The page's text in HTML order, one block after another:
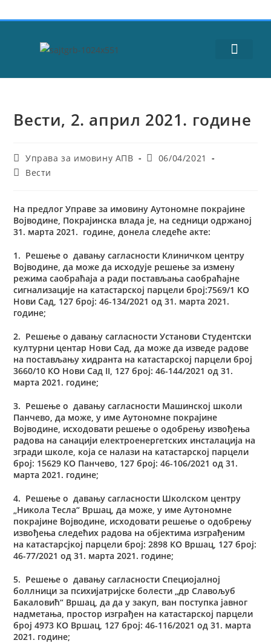
Вести, 2. април 2021. године
Управа за имовину АПВ
06/04/2021
Вести
На предлог Управе за имовину Аутономне покрајине
Војводине, Покрајинска влада је, на седници одржаној
31. марта 2021. године, донела следеће акте:
1. Решење o давању сагласности Клиничком центру
Војводине, да може да исходује решење за измену
режима саобраћаја а ради постављања саобраћајне
сигнализације на катастарској парцели број:7569/1 КО
Нови Сад, 127 број: 46-134/2021 од 31. марта 2021.
године;
2. Решење o давању сагласности Установи Студентски
културни центар Нови Сад, да може да изведе радове
на постављању хидранта на катастарској парцели број
3660/10 КО Нови Сад II, 127 број: 46-144/2021 од 31.
марта 2021. године;
3. Решење o давању сагласности Машинској школи
Панчево, да може, у име Аутономне покрајине
Војводине, исходовати решење о одобрењу извођења
радова на санацији електроенергетских инсталација на
згради школе, која се налази на катастарској парцели
број: 15629 КО Панчево, 127 број: 46-106/2021 од 31.
марта 2021. године;
4. Решење o давању сагласности Школском центру
„Никола Тесла“ Вршац, да може, у име Аутономне
покрајине Војводине, исходовати решење о одобрењу
извођења следећих радова на објектима изграђеним
на катастарсјкој парцели број: 2898 КО Вршац, 127 број:
46-77/2021 од 31. марта 2021. године;
5. Решење o давању сагласности Специојалној
боллници за психијатријске болести „др Славољуб
Бакаловић“ Вршац, да да у закуп, ван поступка јавног
надметања, простор изграђен на катастарској парцели
број 4973 КО Вршац, 127 број: 46-116/2021 од 31. марта
2021. године;